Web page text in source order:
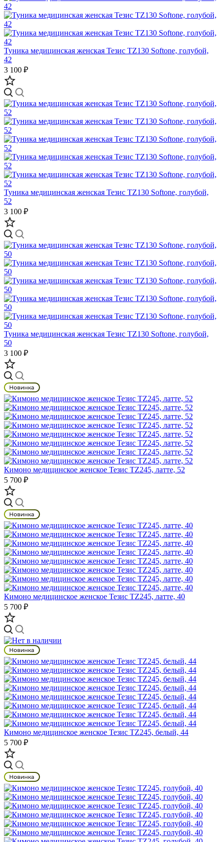
Туника медицинская женская Тезис TZ130 Softone, голубой,
42
3 100 ₽
Туника медицинская женская Тезис TZ130 Softone, голубой,
52
3 100 ₽
Туника медицинская женская Тезис TZ130 Softone, голубой,
50
3 100 ₽
Кимоно медицинское женское Тезис TZ245, латте, 52
5 700 ₽
Кимоно медицинское женское Тезис TZ245, латте, 40
5 700 ₽
Кимоно медицинское женское Тезис TZ245, белый, 44
5 700 ₽